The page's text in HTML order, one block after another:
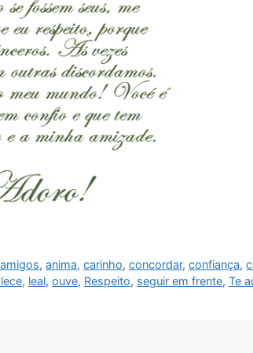
amigos,anima,carinho,concordar,confiança,
, leal, ouve, Respeito, seguir em frente, Te